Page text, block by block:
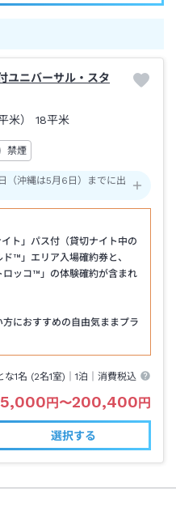
ユニバーサル・スタ
米） 18平米
禁煙
沖縄は5月6日）までに出
ト」パス付（貸切ナイト中の
™」エリア入場確約券と、
ロッコ™」の体験確約が含まれ
におすすめの自由気ままプラ
な1名 (2名1室)｜1泊 ｜消費税込
円 〜200,400 円
選択する